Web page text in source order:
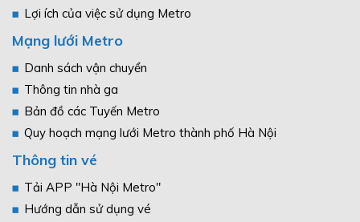
Lợi ích của việc sử dụng Metro
Mạng lưới Metro
Danh sách vận chuyển
Thông tin nhà ga
Bản đồ các Tuyến Metro
Quy hoạch mạng lưới Metro thành phố Hà Nội
Thông tin vé
Tải APP "Hà Nội Metro"
Hướng dẫn sử dụng vé